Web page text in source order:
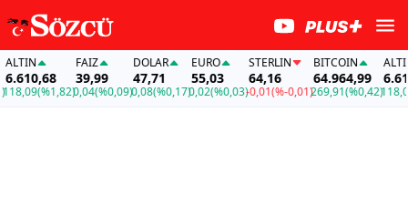
(%1,82)
39,99
0,04(%0,09)
DOLAR
47,71
0,08(%0,17)
EURO
55,03
0,02(%0,03)
STERLIN
64,16
-0,01(%-0,01)
BITCOIN
64.964,99
269,91(%0,42)
ALTIN
118,09